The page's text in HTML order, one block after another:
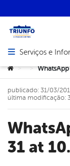
Abrir menu
Serviços e
Você está aqui:
> >
WhatsApp Image 2017-03-
31 at
publicado: 31/03/
última modificação: